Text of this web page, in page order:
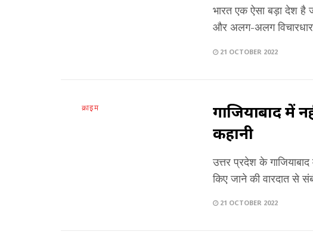
भारत एक ऐसा बड़ा देश है
और अलग-अलग
21 OCTOBER 2022
क्राइम
गाजियाबाद में
कहानी
उत्तर प्रदेश के
किए जाने की वारदात से
21 OCTOBER 2022